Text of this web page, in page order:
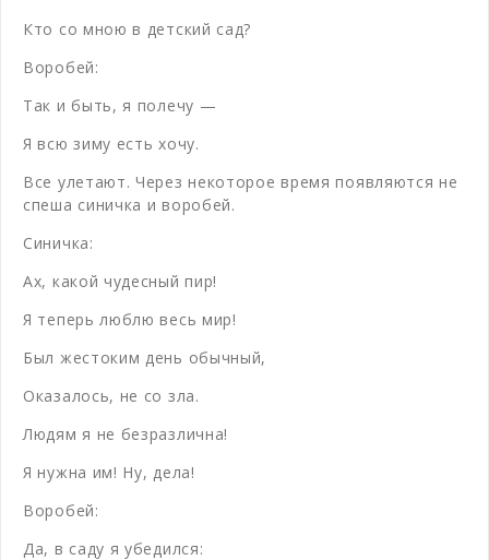
Кто со мною в детский сад?
Воробей:
Так и быть, я полечу —
Я всю зиму есть хочу.
Все улетают. Через некоторое время появляются не
спеша синичка и воробей.
Синичка:
Ах, какой чудесный пир!
Я теперь люблю весь мир!
Был жестоким день обычный,
Оказалось, не со зла.
Людям я не безразлична!
Я нужна им! Ну, дела!
Воробей:
Да, в саду я убедился: